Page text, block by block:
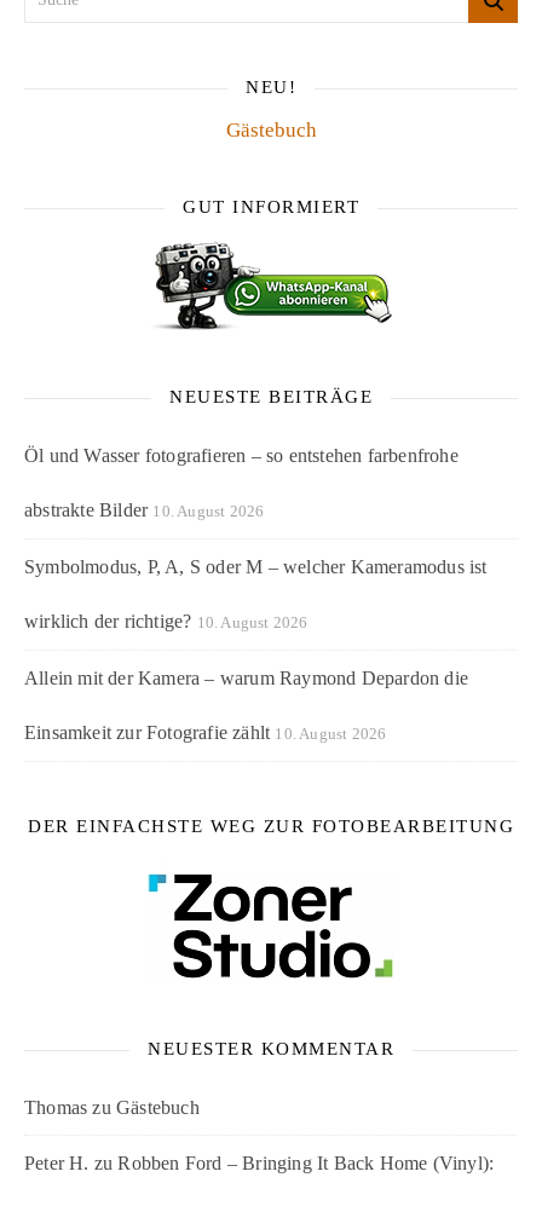
NEU!
Gästebuch
GUT INFORMIERT
NEUESTE BEITRÄGE
Öl und Wasser fotografieren – so entstehen farbenfrohe
abstrakte Bilder 10. August 2026
Symbolmodus, P, A, S oder M – welcher Kameramodus ist
wirklich der richtige? 10. August 2026
Allein mit der Kamera – warum Raymond Depardon die
Einsamkeit zur Fotografie zählt 10. August 2026
DER EINFACHSTE WEG ZUR FOTOBEARBEITUNG
NEUESTER KOMMENTAR
Thomas zuGästebuch
Peter H. zuRobben Ford – Bringing It Back Home (Vinyl):